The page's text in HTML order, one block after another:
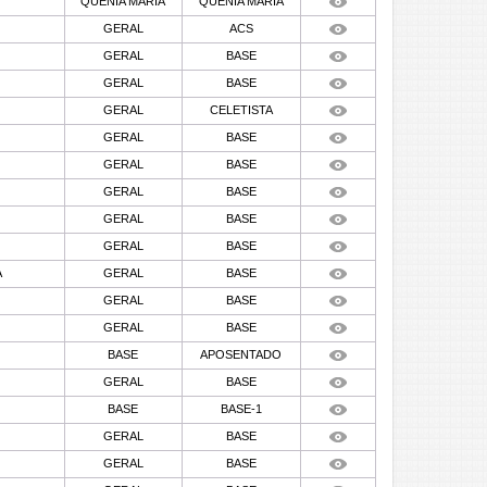
GERAL ACS
GERAL BASE
GERAL BASE
GERAL CELETISTA
GERAL BASE
GERAL BASE
GERAL BASE
GERAL BASE
GERAL BASE
GERAL BASE
GERAL BASE
GERAL BASE
BASE APOSENTADO
GERAL BASE
BASE BASE-1
GERAL BASE
GERAL BASE